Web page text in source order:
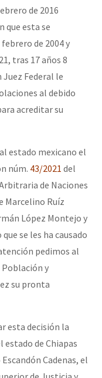
de 2016
que esta se
de 2004 y
tras 17 años 8
Federal le
al debido
acreditar su
estado mexicano el
núm. 43/2021 del
de Naciones
Marcelino Ruíz
López Montejo y
se les ha causado
pedimos al
Población y
su pronta
esta decisión la
de Chiapas
Cadenas, el